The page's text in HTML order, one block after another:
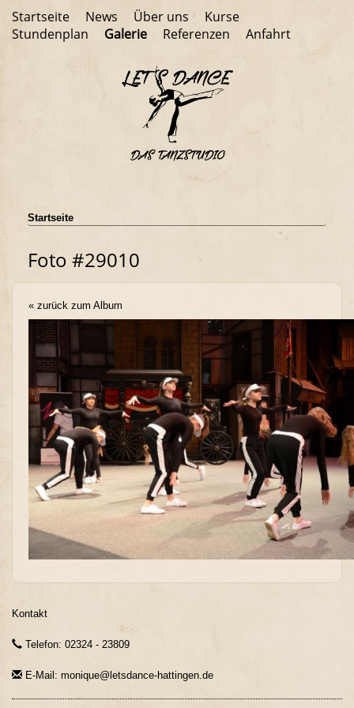
Startseite News Über uns
Kurse
Stundenplan
Galerie Referenzen Anfahrt
Startseite
Foto #29010
« zurück zum Album
Kontakt
Telefon: 02324 - 23809
E-Mail: monique@letsdance-hattingen.de